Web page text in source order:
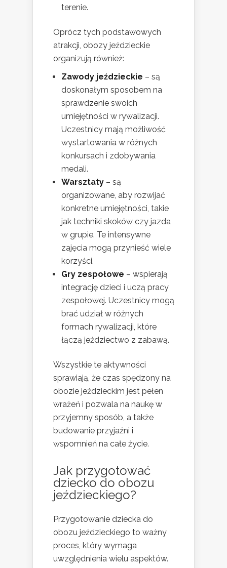
terenie.
Oprócz tych podstawowych
atrakcji, obozy jeździeckie
organizują również:
Zawody jeździeckie – są
doskonałym sposobem na
sprawdzenie swoich
umiejętności w rywalizacji.
Uczestnicy mają możliwość
wystartowania w różnych
konkursach i zdobywania
medali.
Warsztaty – są
organizowane, aby rozwijać
konkretne umiejętności, takie
jak techniki skoków czy jazda
w grupie. Te intensywne
zajęcia mogą przynieść wiele
korzyści.
Gry zespołowe – wspierają
integrację dzieci i uczą pracy
zespołowej. Uczestnicy mogą
brać udział w różnych
formach rywalizacji, które
łączą jeździectwo z zabawą.
Wszystkie te aktywności
sprawiają, że czas spędzony na
obozie jeździeckim jest pełen
wrażeń i pozwala na naukę w
przyjemny sposób, a także
budowanie przyjaźni i
wspomnień na całe życie.
Jak przygotować
dziecko do obozu
jeździeckiego?
Przygotowanie dziecka do
obozu jeździeckiego to ważny
proces, który wymaga
uwzględnienia wielu aspektów.